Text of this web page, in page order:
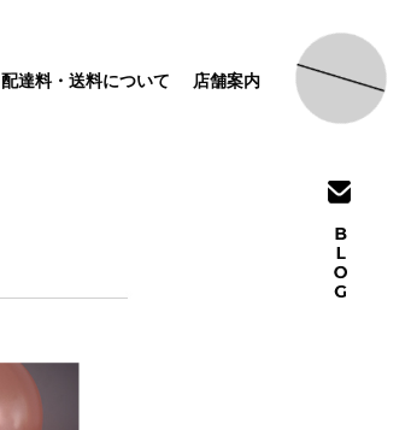
配達料・送料について 店舗案内